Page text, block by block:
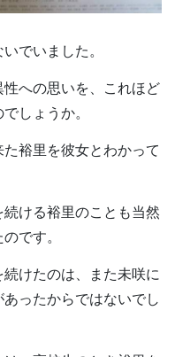
でいました。
への思いを、これほど
しょうか。
裕里を彼女とわかって
ける裕里のことも当然
です。
けたのは、また未咲に
ったからではないでし